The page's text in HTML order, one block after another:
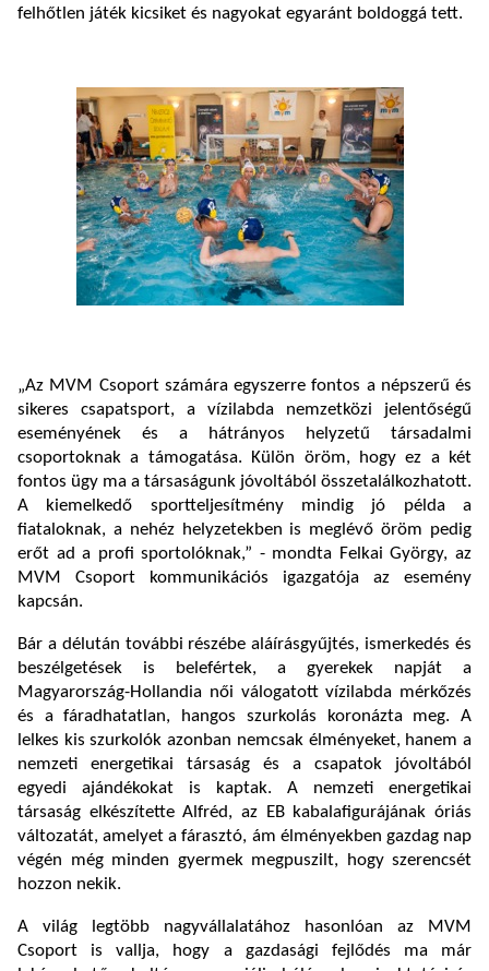
felhőtlen játék kicsiket és nagyokat egyaránt boldoggá tett.
„Az MVM Csoport számára egyszerre fontos a népszerű és
sikeres csapatsport, a vízilabda nemzetközi jelentőségű
eseményének és a hátrányos helyzetű társadalmi
csoportoknak a támogatása. Külön öröm, hogy ez a két
fontos ügy ma a társaságunk jóvoltából összetalálkozhatott.
A kiemelkedő sportteljesítmény mindig jó példa a
fiataloknak, a nehéz helyzetekben is meglévő öröm pedig
erőt ad a profi sportolóknak,” - mondta Felkai György, az
MVM Csoport kommunikációs igazgatója az esemény
kapcsán.
Bár a délután további részébe aláírásgyűjtés, ismerkedés és
beszélgetések is belefértek, a gyerekek napját a
Magyarország-Hollandia női válogatott vízilabda mérkőzés
és a fáradhatatlan, hangos szurkolás koronázta meg. A
lelkes kis szurkolók azonban nemcsak élményeket, hanem a
nemzeti energetikai társaság és a csapatok jóvoltából
egyedi ajándékokat is kaptak. A nemzeti energetikai
társaság elkészítette Alfréd, az EB kabalafigurájának óriás
változatát, amelyet a fárasztó, ám élményekben gazdag nap
végén még minden gyermek megpuszilt, hogy szerencsét
hozzon nekik.
A világ legtöbb nagyvállalatához hasonlóan az MVM
Csoport is vallja, hogy a gazdasági fejlődés ma már